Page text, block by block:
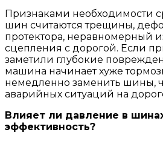
Признаками необходимости
шин считаются трещины,
протектора, неравномерный
сцепления с дорогой. Если
заметили глубокие
машина начинает хуже
немедленно заменить шины,
аварийных ситуаций на
Влияет ли давление в
эффективность?